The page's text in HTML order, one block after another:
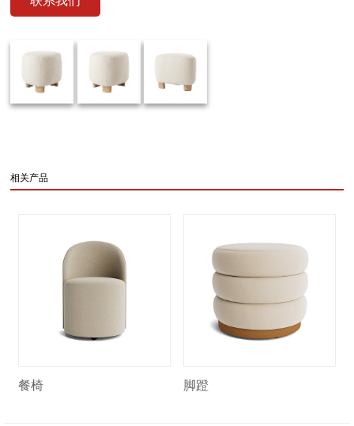
相关产品
餐椅 脚蹬